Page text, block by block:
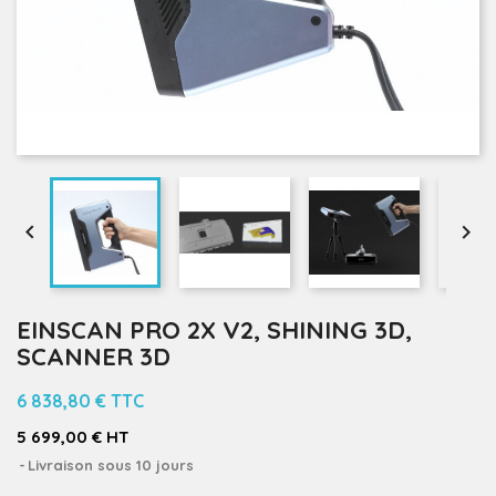
 
EINSCAN PRO 2X V2, SHINING 3D,
SCANNER 3D
6 838,80 € TTC
5 699,00 € HT
Livraison sous 10 jours